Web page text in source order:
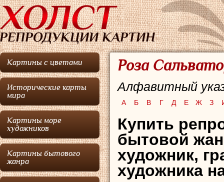
Картины с цветами
Исторические карты
мира
Картины море
художников
Картины бытового
жанра
Роза
Алфавитный
А Б В Г Д Е Ж З
Купить
бытовой
художник,
художника